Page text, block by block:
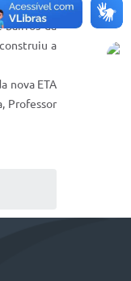
bairros da
a
nova ETA
Professor